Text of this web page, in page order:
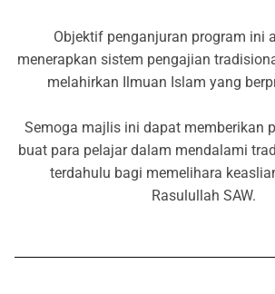
Objektif penganjuran program ini
menerapkan sistem pengajian
melahirkan Ilmuan Islam yang
Semoga majlis ini dapat memberikan
buat para pelajar dalam mendalami
terdahulu bagi memelihara
Rasulullah SAW.